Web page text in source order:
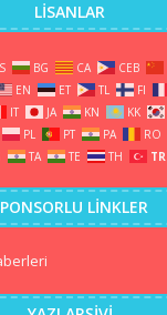
LISANLAR
BG CA CEB
EN ET TL FI
IT JA KN KK
PL PT PA RO
TA TE TH TR
LINKLER